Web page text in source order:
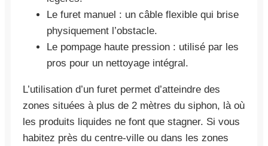
Le furet manuel : un câble flexible qui brise
physiquement l’obstacle.
Le pompage haute pression : utilisé par les
pros pour un nettoyage intégral.
L’utilisation d’un furet permet d’atteindre des
zones situées à plus de 2 mètres du siphon, là où
les produits liquides ne font que stagner. Si vous
habitez près du centre-ville ou dans les zones